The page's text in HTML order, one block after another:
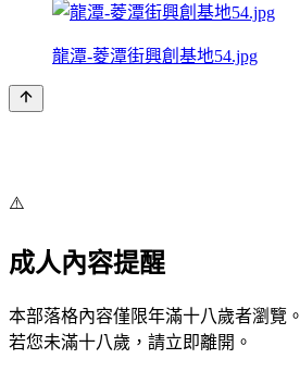
龍潭-菱潭街興創基地54.jpg
⚠️
成人內容提醒
本部落格內容僅限年滿十八歲者瀏覽。
若您未滿十八歲，請立即離開。